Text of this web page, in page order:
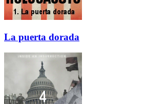
La puerta dorada